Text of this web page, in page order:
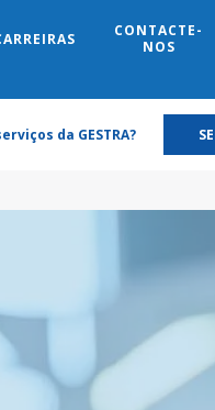
CONTACTE-
NOS
da GESTRA?